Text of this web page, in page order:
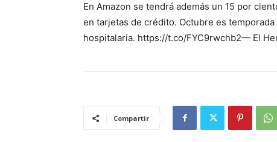
En Amazon se tendrá además un 15 por
en tarjetas de crédito. Octubre es
hospitalaria. https://t.co/FYC9rwchb2— El
Compartir